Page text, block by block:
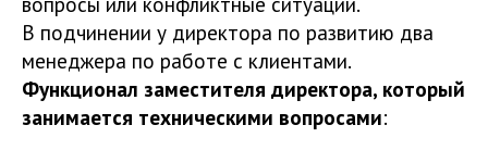
В подчинении у директора по развитию два
менеджера по работе с клиентами.
Функционал заместителя директора, который
занимается техническими вопросами: